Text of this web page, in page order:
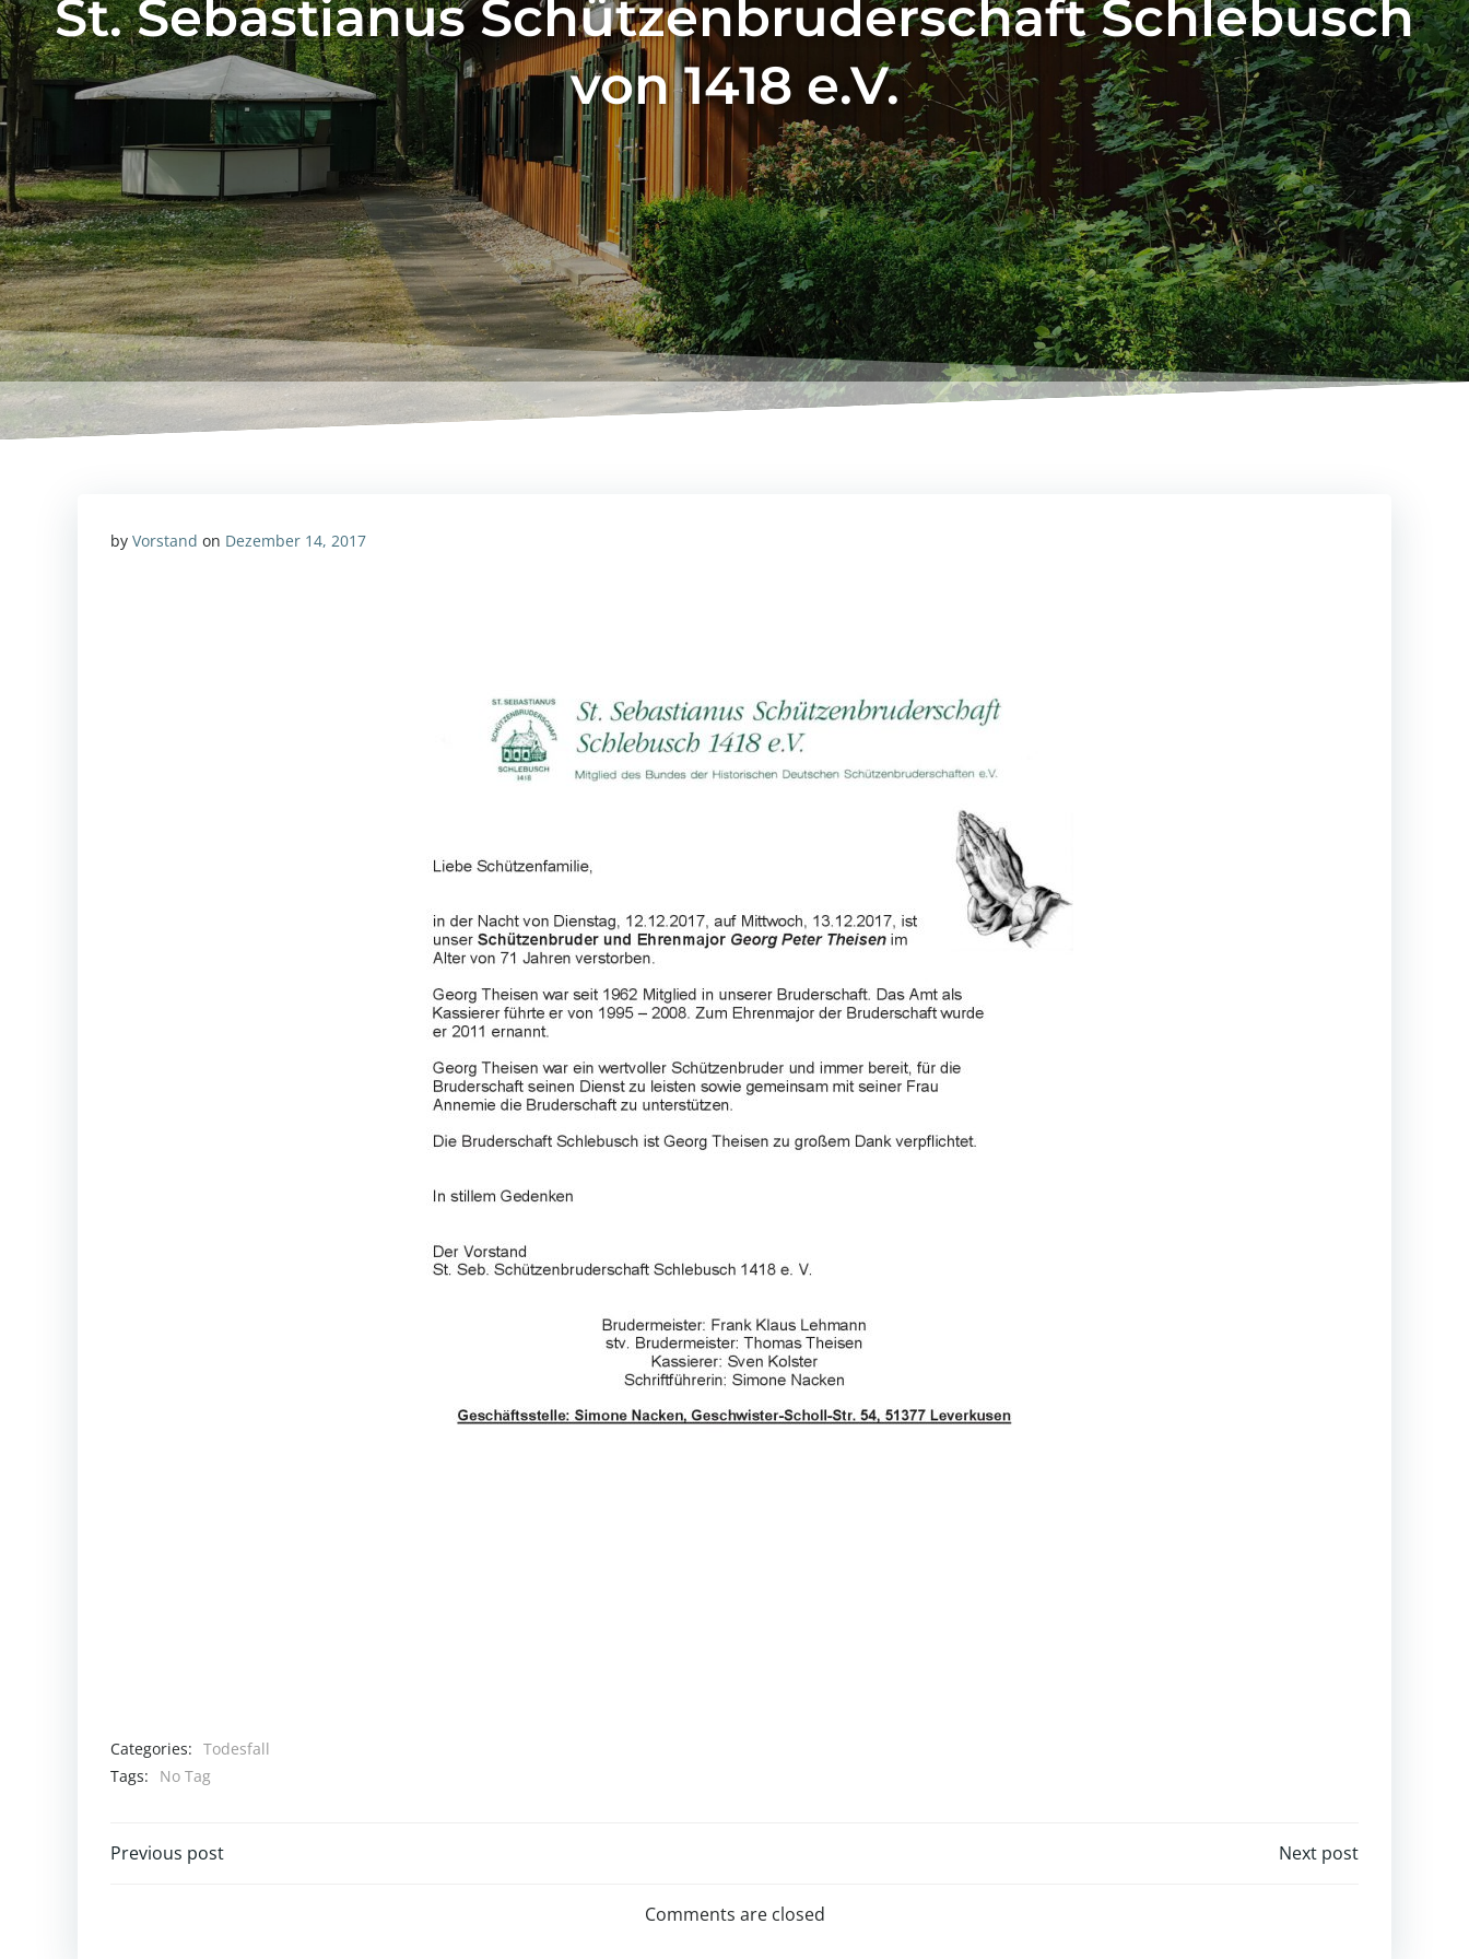
St. Sebastianus Schützenbruderschaft Schlebusch
von 1418 e.V.
by Vorstand on Dezember 14, 2017
Categories: Todesfall
Tags:
No Tag
Post
Previous post
navigation
Next post
Comments are closed